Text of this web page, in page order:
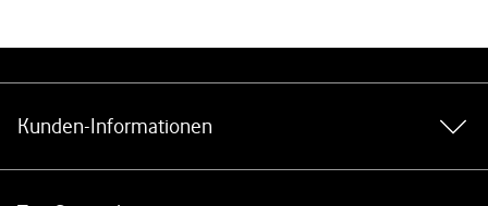
Kunden-Informationen